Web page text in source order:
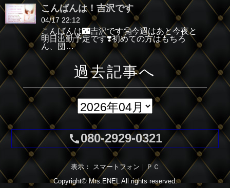
こんばんは！吉沢です
04/17 22:12
こんばんは🌃吉沢です🤗今週はあと今夜と
明日出勤予定です❣️初めての方はもちろ
ん、団…
過去記事へ
call080-2929-0321
表示： スマートフォン｜ ＰＣ
Copyright©Mrs.ENELAll rights reserved.